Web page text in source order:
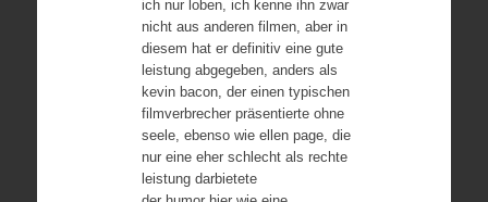
ich nur loben, ich kenne ihn zwar
nicht aus anderen filmen, aber in
diesem hat er definitiv eine gute
leistung abgegeben, anders als
kevin bacon, der einen typischen
filmverbrecher präsentierte ohne
seele, ebenso wie ellen page, die
nur eine eher schlecht als rechte
leistung darbietete